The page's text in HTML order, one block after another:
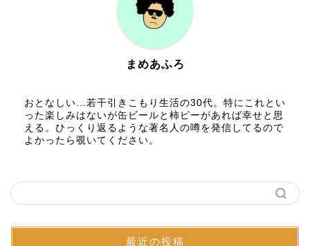
まめあふろ
おとなしい…若干引きこもり生活の30代。特にこれとい
った楽しみはないが缶ビールと柿ピーがあれば幸せと思
える。ひっくり返るような著名人の噂を発信してるので
よかったら覗いてください。
最近の投稿